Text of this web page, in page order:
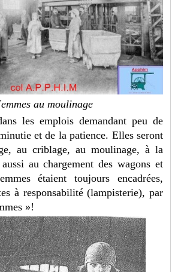
au moulinage
les emplois demandant peu de
et de la patience. Elles seront
au criblage, au moulinage, à la
au chargement des wagons et
étaient toujours encadrées,
à responsabilité (lampisterie), par
»!